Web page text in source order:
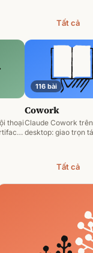
Tất cả
thoại
116 bài
Cowork
Claude Cowork trên
desktop: giao trọn
Tất cả